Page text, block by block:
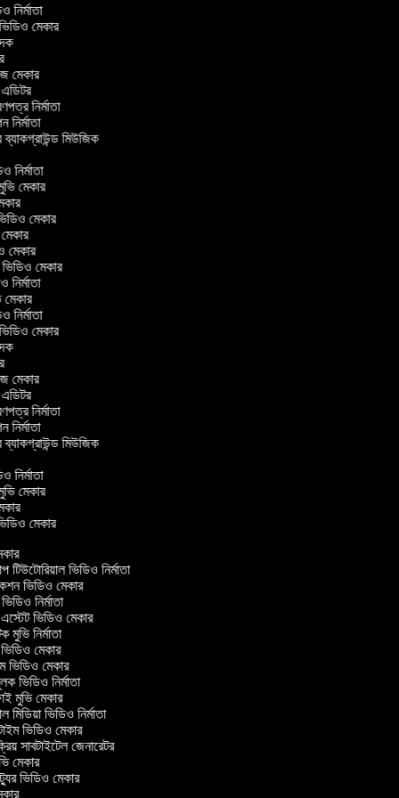
নির্মাতা
মেকার
মেকার
এডিটর
নির্মাতা
নির্মাতা
ব্যাকগ্রাউন্ড মিউজিক
নির্মাতা
মেকার
মেকার
মেকার
মেকার
মেকার
নির্মাতা
মেকার
নির্মাতা
মেকার
মেকার
এডিটর
নির্মাতা
নির্মাতা
ব্যাকগ্রাউন্ড মিউজিক
নির্মাতা
মেকার
মেকার
ভিডিও নির্মাতা
ভিডিও মেকার
নির্মাতা
ভিডিও মেকার
মুভি নির্মাতা
মেকার
ভিডিও মেকার
ভিডিও নির্মাতা
মুভি মেকার
ভিডিও নির্মাতা
ভিডিও মেকার
সাবটাইটেল জেনারেটর
মেকার
ভিডিও মেকার